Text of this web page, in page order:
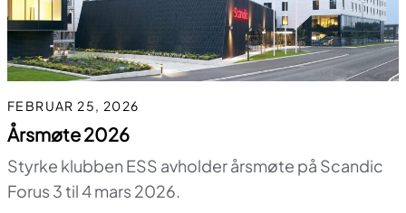
FEBRUAR 25, 2026
Årsmøte 2026
Styrke klubben ESS avholder årsmøte på Scandic
Forus 3 til 4 mars 2026.